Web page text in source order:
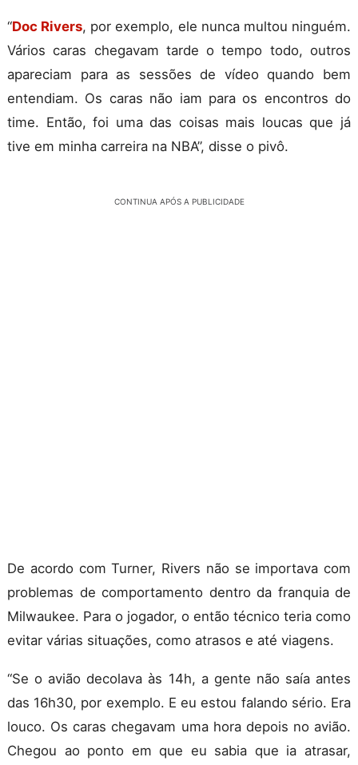
“Doc Rivers, por exemplo, ele nunca multou ninguém.
Vários caras chegavam tarde o tempo todo, outros
apareciam para as sessões de vídeo quando bem
entendiam. Os caras não iam para os encontros do
time. Então, foi uma das coisas mais loucas que já
tive em minha carreira na NBA”, disse o pivô.
CONTINUA APÓS A PUBLICIDADE
De acordo com Turner, Rivers não se importava com
problemas de comportamento dentro da franquia de
Milwaukee. Para o jogador, o então técnico teria como
evitar várias situações, como atrasos e até viagens.
“Se o avião decolava às 14h, a gente não saía antes
das 16h30, por exemplo. E eu estou falando sério. Era
louco. Os caras chegavam uma hora depois no avião.
Chegou ao ponto em que eu sabia que ia atrasar,